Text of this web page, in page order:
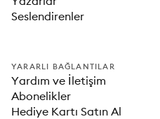
Seslendirenler
YARARLI BAĞLANTILAR
Yardım ve İletişim
Abonelikler
Hediye Kartı Satın Al